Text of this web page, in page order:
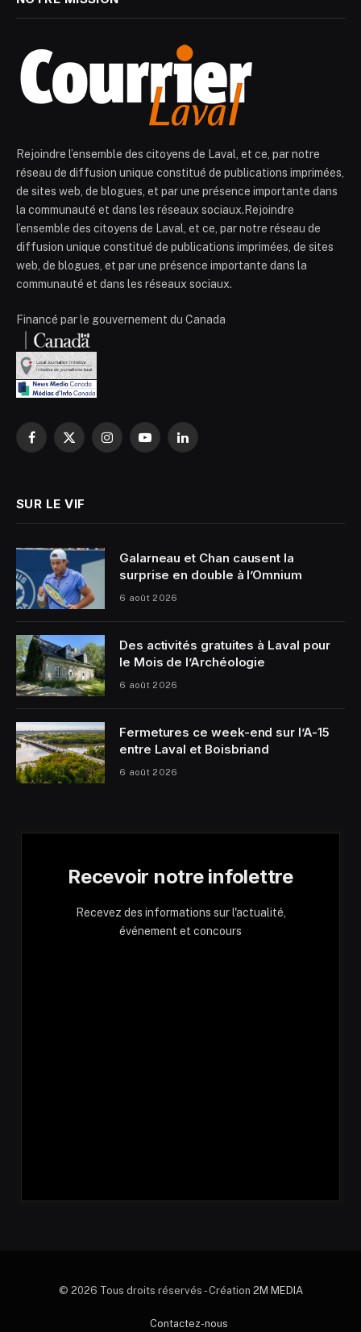
Rejoindre l’ensemble des citoyens de Laval, et ce, par notre
réseau de diffusion unique constitué de publications imprimées,
de sites web, de blogues, et par une présence importante dans
la communauté et dans les réseaux sociaux.Rejoindre
l’ensemble des citoyens de Laval, et ce, par notre réseau de
diffusion unique constitué de publications imprimées, de sites
web, de blogues, et par une présence importante dans la
communauté et dans les réseaux sociaux.
Financé par le gouvernement du Canada
Facebook
X
InstagramYouTubeLinkedIn
SUR LE VIF
Galarneau et Chan causent la
surprise en double à l’Omnium
6 août 2026
Des activités gratuites à Laval pour
le Mois de l’Archéologie
6 août 2026
Fermetures ce week-end sur l’A-15
entre Laval et Boisbriand
6 août 2026
Recevoir notre infolettre
Recevez des informations sur l'actualité,
événement et concours
© 2026 Tous droits réservés - Création 2M MEDIA
Contactez-nous